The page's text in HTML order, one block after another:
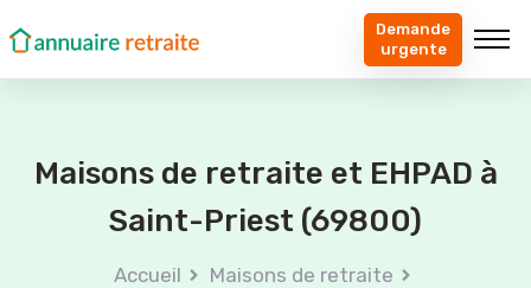
Demande
urgente
Maisons de retraite et EHPAD à
Saint-Priest (69800)
Accueil
Maisons de retraite